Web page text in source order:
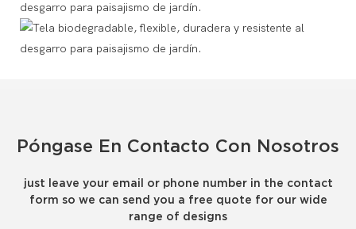
Póngase En Contacto Con Nosotros
just leave your email or phone number in the contact
form so we can send you a free quote for our wide
range of designs